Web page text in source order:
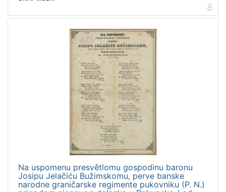
8
Na uspomenu presvětlomu gospodinu baronu
Josipu Jelačiću Bužimskomu, perve banske
narodne graničarske regimente pukovniku (P. N.)